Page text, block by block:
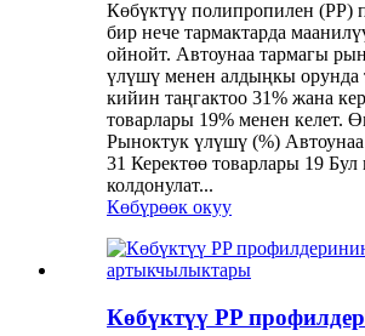
Көбүктүү полипропилен (PP)
бир нече тармактарда
ойнойт. Автоунаа тармагы
үлүшү менен алдыңкы орунда
кийин таңгактоо 31% жана
товарлары 19% менен келет.
Рыноктук үлүшү (%)
31 Керектөө товарлары 19
колдонулат...
Көбүрөөк окуу
Көбүктүү PP